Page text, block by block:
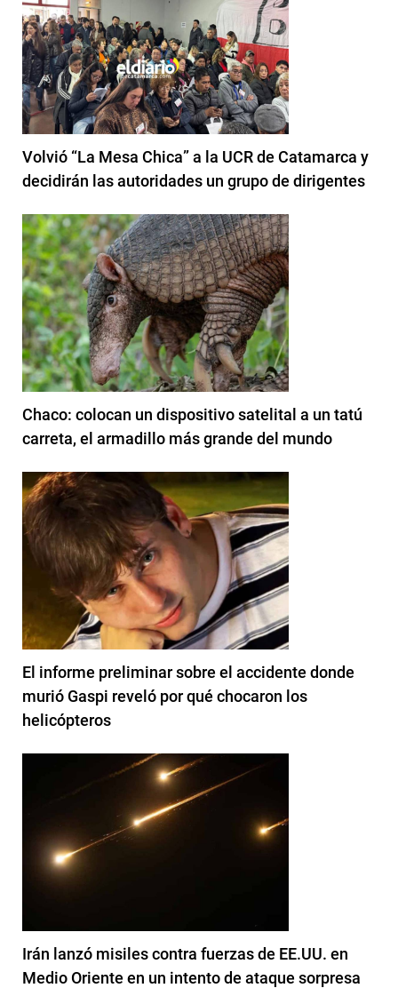
Volvió “La Mesa Chica” a la UCR de Catamarca y
decidirán las autoridades un grupo de dirigentes
Chaco: colocan un dispositivo satelital a un tatú
carreta, el armadillo más grande del mundo
El informe preliminar sobre el accidente donde
murió Gaspi reveló por qué chocaron los
helicópteros
Irán lanzó misiles contra fuerzas de EE.UU. en
Medio Oriente en un intento de ataque sorpresa